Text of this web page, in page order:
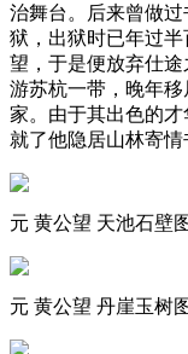
治舞台。后来曾做
狱，出狱时已年过
望，于是便放弃仕
游苏杭一带，晚年
家。由于其出色的
就了他隐居山林寄情
元 黄公望 天池石壁
元 黄公望 丹崖玉树